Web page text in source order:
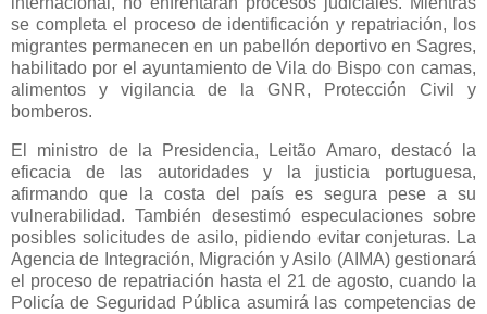
se completa el proceso de identificación y repatriación, los
migrantes permanecen en un pabellón deportivo en Sagres,
habilitado por el ayuntamiento de Vila do Bispo con camas,
alimentos y vigilancia de la GNR, Protección Civil y
bomberos.
El ministro de la Presidencia, Leitão Amaro, destacó la
eficacia de las autoridades y la justicia portuguesa,
afirmando que la costa del país es segura pese a su
vulnerabilidad. También desestimó especulaciones sobre
posibles solicitudes de asilo, pidiendo evitar conjeturas. La
Agencia de Integración, Migración y Asilo (AIMA) gestionará
el proceso de repatriación hasta el 21 de agosto, cuando la
Policía de Seguridad Pública asumirá las competencias de